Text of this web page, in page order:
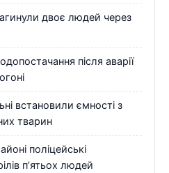
двоє людей через
після аварії
встановили ємності з
тварин
поліцейські
п’ятьох людей